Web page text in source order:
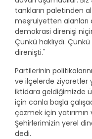
tankların paletinden
meşruiyetten alanları
demokrasi direnişi
Çünkü haklıydı.
direnişti."
Partilerinin
ve ilçelerde ziyaretler
iktidara geldiğimizde
için canla başla
çözmek için
Şehirlerimizin yerel
dedi.